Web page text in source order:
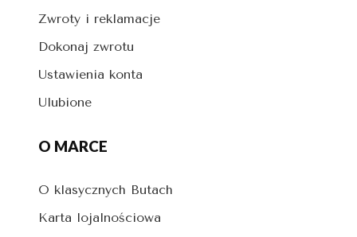
Zwroty i reklamacje
Dokonaj zwrotu
Ustawienia konta
Ulubione
O MARCE
O klasycznych Butach
Karta lojalnościowa